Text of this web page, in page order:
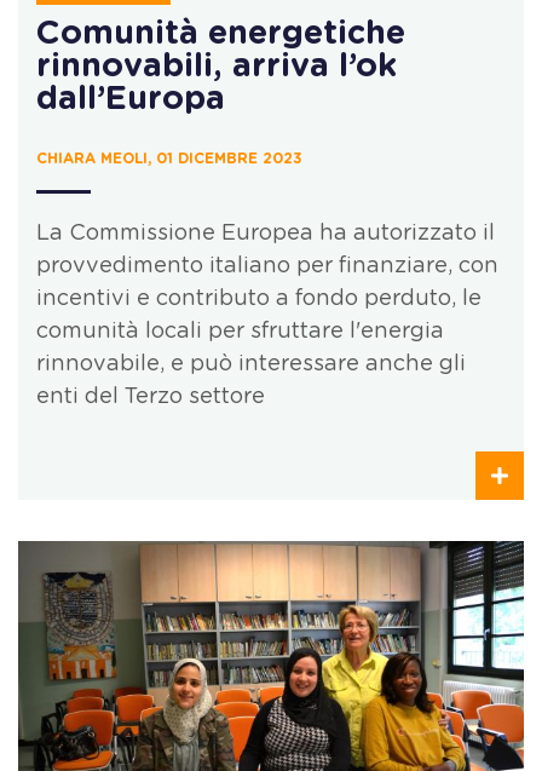
Comunità energetiche
rinnovabili, arriva l’ok
dall’Europa
CHIARA MEOLI, 01 DICEMBRE 2023
La Commissione Europea ha autorizzato il
provvedimento italiano per finanziare, con
incentivi e contributo a fondo perduto, le
comunità locali per sfruttare l'energia
rinnovabile, e può interessare anche gli
enti del Terzo settore